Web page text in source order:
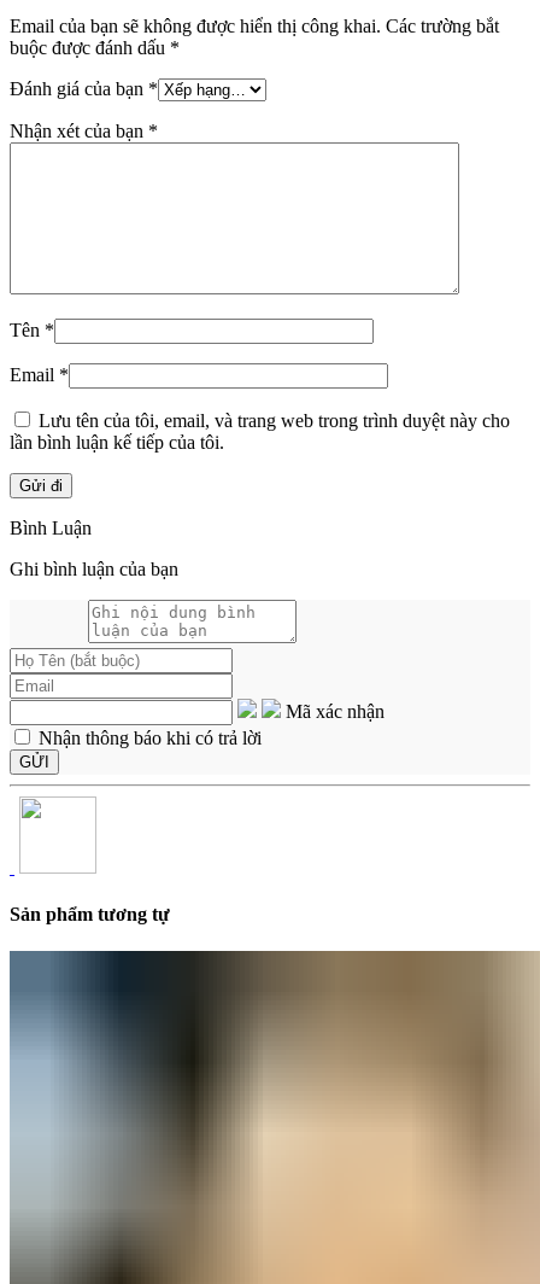
Email của bạn sẽ không được hiển thị công khai. Các trường bắt
buộc được đánh dấu *
Đánh giá của bạn *
Nhận xét của bạn *
Tên *
Email *
Lưu tên của tôi, email, và trang web trong trình duyệt này cho
lần bình luận kế tiếp của tôi.
Bình Luận
Ghi bình luận của bạn
Mã xác nhận
Nhận thông báo khi có trả lời
Sản phẩm tương tự